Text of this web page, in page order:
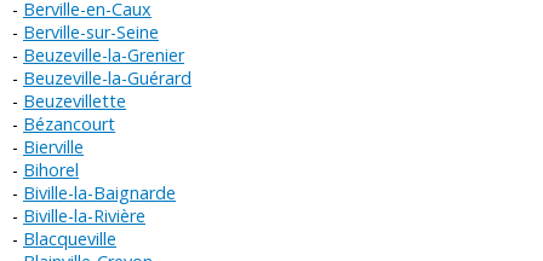
Berville-en-Caux
Berville-sur-Seine
Beuzeville-la-Grenier
Beuzeville-la-Guérard
Beuzevillette
Bézancourt
Bierville
Bihorel
Biville-la-Baignarde
Biville-la-Rivière
Blacqueville